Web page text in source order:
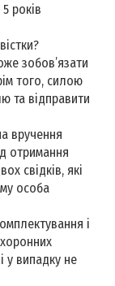
років
зобов’язати
того, силою
та відправити
вручення
отримання
свідків, які
особа
і
у випадку не